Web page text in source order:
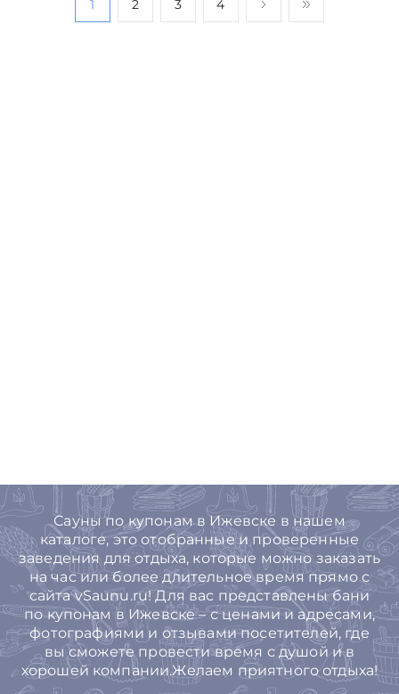
1 2 3 4
Сауны по купонам в Ижевске в нашем
каталоге, это отобранные и проверенные
заведения для отдыха, которые можно заказать
на час или более длительное время прямо с
сайта vSaunu.ru! Для вас представлены бани
по купонам в Ижевске – с ценами и адресами,
фотографиями и отзывами посетителей, где
вы сможете провести время с душой и в
хорошей компании.Желаем приятного отдыха!